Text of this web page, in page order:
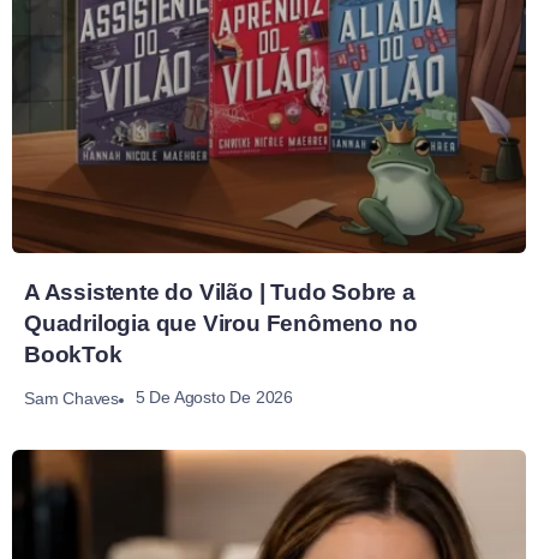
A Assistente do Vilão | Tudo Sobre a
Quadrilogia que Virou Fenômeno no
BookTok
Sam Chaves 5 De Agosto De 2026